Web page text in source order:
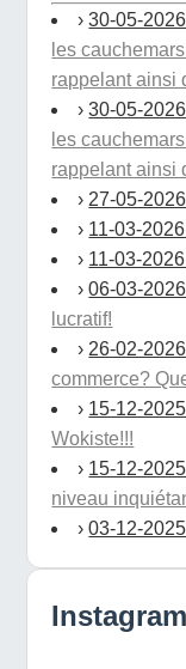
›30-05-2026
les
rappelant ainsi
›30-05-2026
les
rappelant ainsi
› 27-05-2026
› 11-03-2026
› 11-03-2026
›06-03-2026
lucratif!
› 26-02-2026
commerce?
› 15-12-2025
Wokiste!!!
› 15-12-2025
niveau
›03-12-2025
Instagram